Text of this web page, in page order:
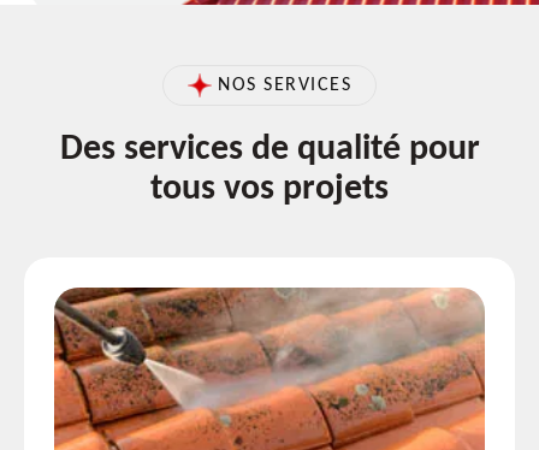
NOS SERVICES
Des services de qualité pour
tous vos projets